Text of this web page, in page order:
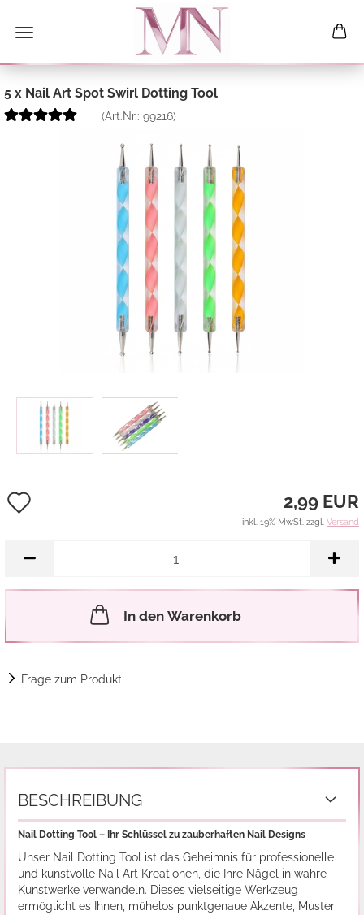
5 x Nail Art Spot Swirl Dotting Tool
(Art.Nr.: 99216)
Merkzettel
2,99 EUR
inkl. 19% MwSt. zzgl. Versand
In den Warenkorb
Frage zum Produkt
BESCHREIBUNG
Nail Dotting Tool – Ihr Schlüssel zu zauberhaften Nail Designs
Unser Nail Dotting Tool ist das Geheimnis für professionelle
und kunstvolle Nail Art Kreationen, die Ihre Nägel in wahre
Kunstwerke verwandeln. Dieses vielseitige Werkzeug
ermöglicht es Ihnen, mühelos punktgenaue Akzente, Muster